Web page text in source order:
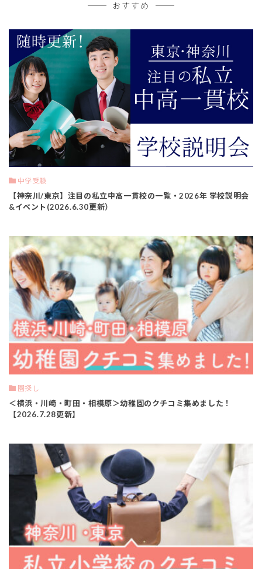
おすすめ
中学受験
【神奈川/東京】注目の私立中高一貫校の一覧・2026年 学校説明会
&イベント(2026.6.30更新）
園探し
＜横浜・川崎・町田・相模原＞幼稚園のクチコミ集めました！
【2026.7.28更新】